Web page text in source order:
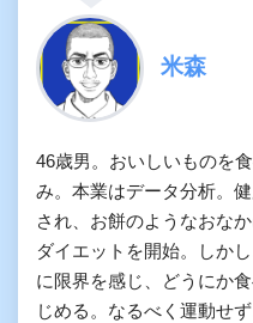
米森
46歳男。おいしいものを
み。本業はデータ分析。
され、お餅のようなおな
ダイエットを開始。しか
に限界を感じ、どうにか
じめる。なるべく運動せ